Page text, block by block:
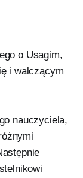
o Usagim,
i walczącym
nauczyciela,